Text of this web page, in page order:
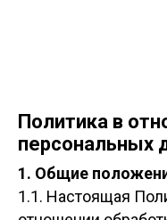
Политика в
персональных
1. Общие
1.1. Настоящая